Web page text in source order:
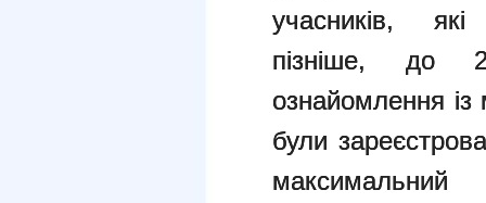
учасників,
пізніше, до
ознайомлення із
були